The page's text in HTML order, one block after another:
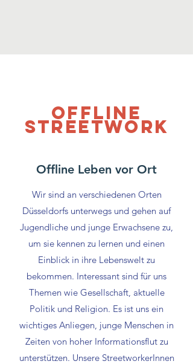
offline
streetwork
Offline Leben vor Ort
Wir sind an verschiedenen Orten
Düsseldorfs unterwegs und gehen auf
Jugendliche und junge Erwachsene zu,
um sie kennen zu lernen und einen
Einblick in ihre Lebenswelt zu
bekommen. Interessant sind für uns
Themen wie Gesellschaft, aktuelle
Politik und Religion. Es ist uns ein
wichtiges Anliegen, junge Menschen in
Zeiten von hoher Informationsflut zu
unterstützen. Unsere StreetworkerInnen